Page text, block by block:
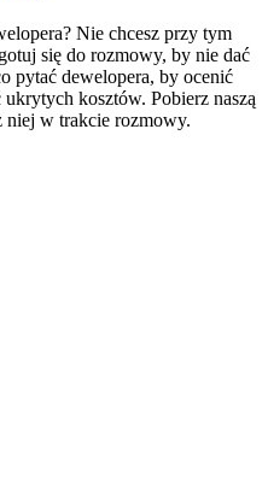
Nie chcesz przy tym
się do rozmowy, by nie dać
pytać dewelopera, by ocenić
kosztów. Pobierz naszą
niej w trakcie rozmowy.